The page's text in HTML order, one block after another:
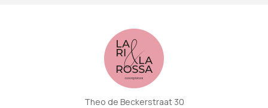
Theo de Beckerstraat 30